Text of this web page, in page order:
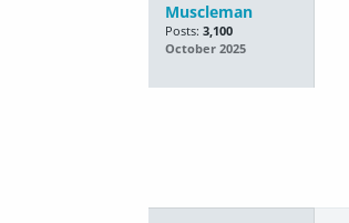
Muscleman
Posts: 3,100
October 2025